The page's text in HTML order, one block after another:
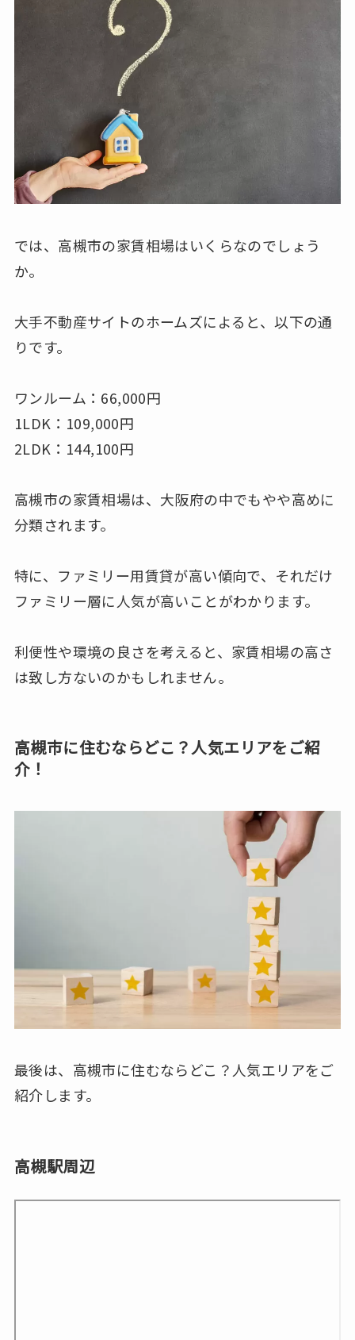
では、高槻市の家賃相場はいくらなのでしょう
か。
大手不動産サイトのホームズによると、以下の通
りです。
ワンルーム：66,000円
1LDK：109,000円
2LDK：144,100円
高槻市の家賃相場は、大阪府の中でもやや高めに
分類されます。
特に、ファミリー用賃貸が高い傾向で、それだけ
ファミリー層に人気が高いことがわかります。
利便性や環境の良さを考えると、家賃相場の高さ
は致し方ないのかもしれません。
高槻市に住むならどこ？人気エリアをご紹
介！
最後は、高槻市に住むならどこ？人気エリアをご
紹介します。
高槻駅周辺